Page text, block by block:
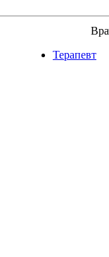
Терапевт